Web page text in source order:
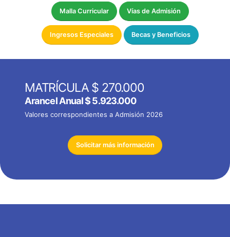
Malla Curricular Vías de Admisión
Ingresos Especiales Becas y Beneficios
MATRÍCULA $ 270.000
Arancel Anual$ 5.923.000
Valores correspondientes a Admisión 2026
Solicitar más información